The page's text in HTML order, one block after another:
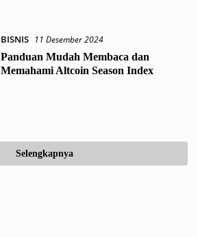
BISNIS
11 Desember 2024
Panduan Mudah Membaca dan
Memahami Altcoin Season Index
Selengkapnya